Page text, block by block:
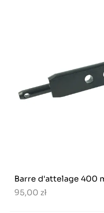
Barre d'attelage 400
95,00 zł